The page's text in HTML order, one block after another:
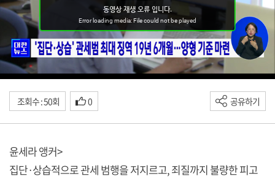
조회수 : 50회 0 공유하기
윤세라 앵커>
집단·상습적으로 관세 범행을 저지르고, 죄질까지 불량한 피고